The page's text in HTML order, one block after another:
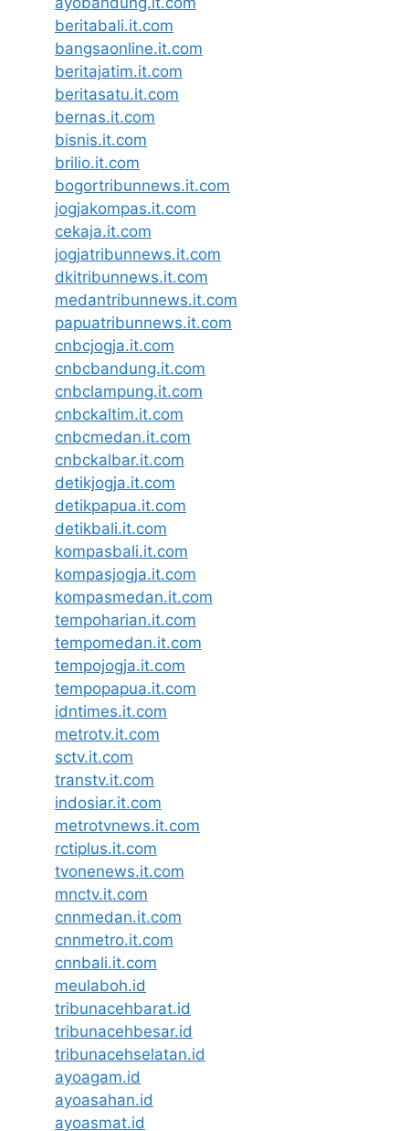
beritabali.it.com
bangsaonline.it.com
beritajatim.it.com
beritasatu.it.com
bernas.it.com
bisnis.it.com
brilio.it.com
bogortribunnews.it.com
jogjakompas.it.com
cekaja.it.com
jogjatribunnews.it.com
dkitribunnews.it.com
medantribunnews.it.com
papuatribunnews.it.com
cnbcjogja.it.com
cnbcbandung.it.com
cnbclampung.it.com
cnbckaltim.it.com
cnbcmedan.it.com
cnbckalbar.it.com
detikjogja.it.com
detikpapua.it.com
detikbali.it.com
kompasbali.it.com
kompasjogja.it.com
kompasmedan.it.com
tempoharian.it.com
tempomedan.it.com
tempojogja.it.com
tempopapua.it.com
idntimes.it.com
metrotv.it.com
sctv.it.com
transtv.it.com
indosiar.it.com
metrotvnews.it.com
rctiplus.it.com
tvonenews.it.com
mnctv.it.com
cnnmedan.it.com
cnnmetro.it.com
cnnbali.it.com
meulaboh.id
tribunacehbarat.id
tribunacehbesar.id
tribunacehselatan.id
ayoagam.id
ayoasahan.id
ayoasmat.id